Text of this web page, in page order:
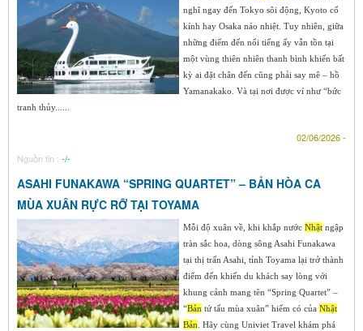
nghĩ ngay đến Tokyo sôi động, Kyoto cổ
kính hay Osaka náo nhiệt. Tuy nhiên, giữa
những điểm đến nổi tiếng ấy vẫn tồn tại
một vùng thiên nhiên thanh bình khiến bất
kỳ ai đặt chân đến cũng phải say mê – hồ
Yamanakako. Và tại nơi được ví như “bức
tranh thủy......
02/06/2026 -
Nguồn tin : -/-
ASAHI FUNAKAWA “SPRING QUARTET” – BẢN HÒA CA
MÙA XUÂN RỰC RỠ TẠI TOYAMA
Mỗi độ xuân về, khi khắp nước Nhật ngập
tràn sắc hoa, dòng sông Asahi Funakawa
tại thị trấn Asahi, tỉnh Toyama lại trở thành
điểm đến khiến du khách say lòng với
khung cảnh mang tên “Spring Quartet” –
“Bản tứ tấu mùa xuân” hiếm có của Nhật
Bản . Hãy cùng Univiet Travel khám phá